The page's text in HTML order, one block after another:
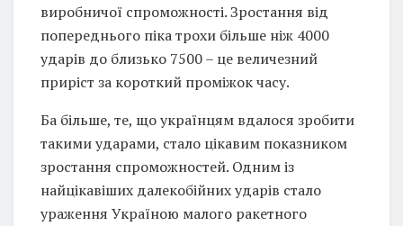
виробничої спроможності. Зростання від
попереднього піка трохи більше ніж 4000
ударів до близько 7500 – це величезний
приріст за короткий проміжок часу.
Ба більше, те, що українцям вдалося зробити
такими ударами, стало цікавим показником
зростання спроможностей. Одним із
найцікавіших далекобійних ударів стало
ураження Україною малого ракетного